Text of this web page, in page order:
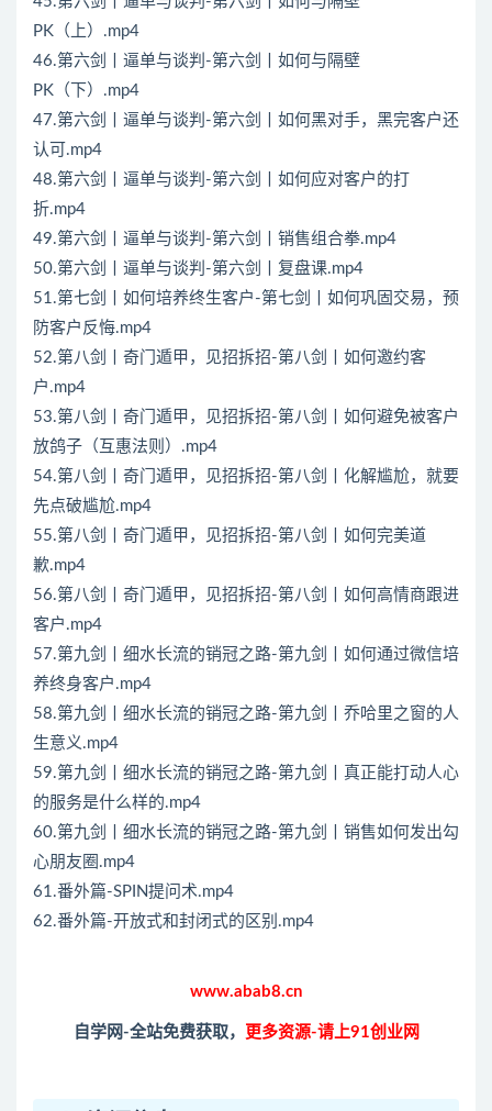
PK（上）.mp4
46.第六剑丨逼单与谈判-第六剑丨如何与隔壁
PK（下）.mp4
47.第六剑丨逼单与谈判-第六剑丨如何黑对手，黑完客户还
认可.mp4
48.第六剑丨逼单与谈判-第六剑丨如何应对客户的打
折.mp4
49.第六剑丨逼单与谈判-第六剑丨销售组合拳.mp4
50.第六剑丨逼单与谈判-第六剑丨复盘课.mp4
51.第七剑丨如何培养终生客户-第七剑丨如何巩固交易，预
防客户反悔.mp4
52.第八剑丨奇门遁甲，见招拆招-第八剑丨如何邀约客
户.mp4
53.第八剑丨奇门遁甲，见招拆招-第八剑丨如何避免被客户
放鸽子（互惠法则）.mp4
54.第八剑丨奇门遁甲，见招拆招-第八剑丨化解尴尬，就要
先点破尴尬.mp4
55.第八剑丨奇门遁甲，见招拆招-第八剑丨如何完美道
歉.mp4
56.第八剑丨奇门遁甲，见招拆招-第八剑丨如何高情商跟进
客户.mp4
57.第九剑丨细水长流的销冠之路-第九剑丨如何通过微信培
养终身客户.mp4
58.第九剑丨细水长流的销冠之路-第九剑丨乔哈里之窗的人
生意义.mp4
59.第九剑丨细水长流的销冠之路-第九剑丨真正能打动人心
的服务是什么样的.mp4
60.第九剑丨细水长流的销冠之路-第九剑丨销售如何发出勾
心朋友圈.mp4
61.番外篇-SPIN提问术.mp4
62.番外篇-开放式和封闭式的区别.mp4
www.abab8.cn
自学网-全站免费获取， 更多资源-请上91创业网